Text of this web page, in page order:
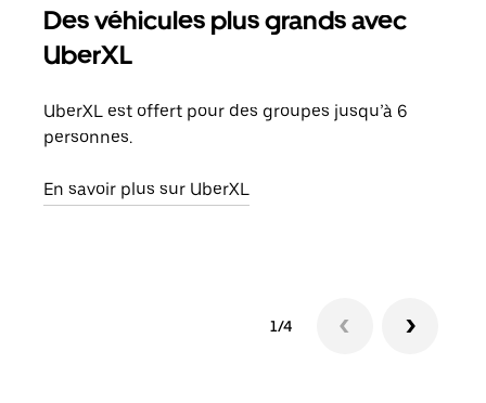
Des véhicules plus grands avec
UberXL
UberXL est offert pour des groupes jusqu’à 6
personnes.
En savoir plus sur UberXL
1/4